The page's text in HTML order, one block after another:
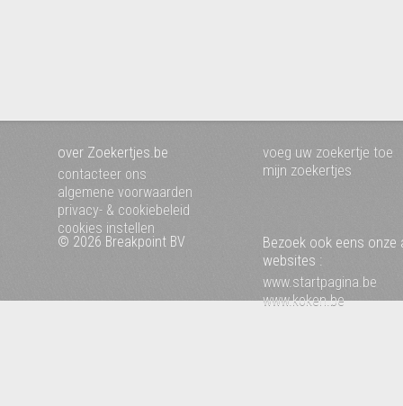
over Zoekertjes.be
contacteer ons
algemene voorwaarden
privacy- & cookiebeleid
cookies instellen
voeg uw zoekertje toe
mijn zoekertjes
© 2026 Breakpoint BV
Bezoek ook eens onze
websites :
www.startpagina.be
www.koken.be